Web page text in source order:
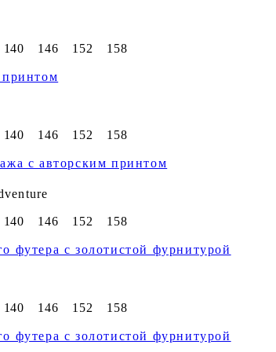
140 146 152 158
принтом
140 146 152 158
с авторским принтом
140 146 152 158
футера с золотистой фурнитурой
140 146 152 158
футера с золотистой фурнитурой